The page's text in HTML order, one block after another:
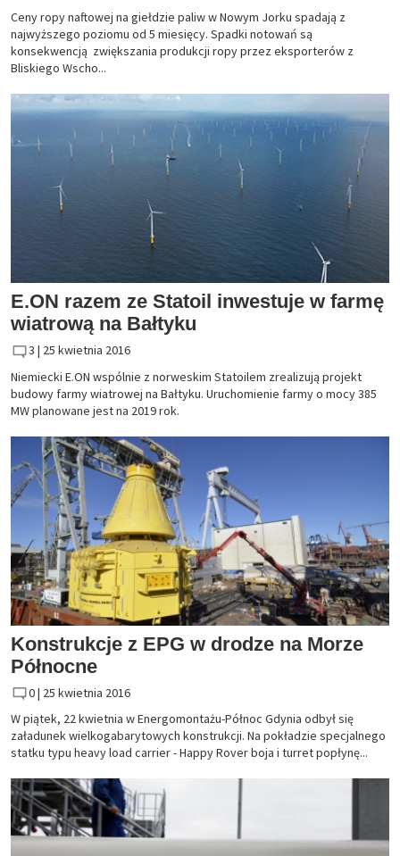
Ceny ropy naftowej na giełdzie paliw w Nowym Jorku spadają z
najwyższego poziomu od 5 miesięcy. Spadki notowań są
konsekwencją zwiększania produkcji ropy przez eksporterów z
Bliskiego Wscho...
E.ON razem ze Statoil inwestuje w farmę
wiatrową na Bałtyku
3 | 25 kwietnia 2016
Niemiecki E.ON wspólnie z norweskim Statoilem zrealizują projekt
budowy farmy wiatrowej na Bałtyku. Uruchomienie farmy o mocy 385
MW planowane jest na 2019 rok.
Konstrukcje z EPG w drodze na Morze
Północne
0 | 25 kwietnia 2016
W piątek, 22 kwietnia w Energomontażu-Północ Gdynia odbył się
załadunek wielkogabarytowych konstrukcji. Na pokładzie specjalnego
statku typu heavy load carrier - Happy Rover boja i turret popłynę...